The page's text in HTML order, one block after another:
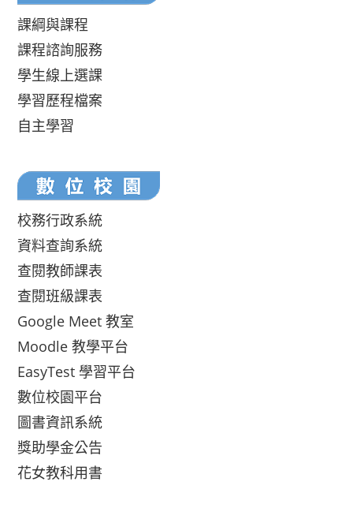
課綱與課程
課程諮詢服務
學生線上選課
學習歷程檔案
自主學習
校務行政系統
資料查詢系統
查閱教師課表
查閱班級課表
Google Meet 教室
Moodle 教學平台
EasyTest 學習平台
數位校園平台
圖書資訊系統
獎助學金公告
花女教科用書